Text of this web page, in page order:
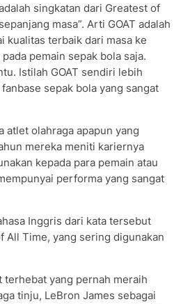
singkatan dari Greatest of
masa”. Arti GOAT adalah
kualitas terbaik dari masa ke
pemain sepak bola saja.
Istilah GOAT sendiri lebih
sepak bola yang sangat
atlet olahraga apapun yang
mereka meniti kariernya
kepada para pemain atau
performa yang sangat
Inggris dari kata tersebut
All Time, yang sering digunakan
terhebat yang pernah meraih
tinju, LeBron James sebagai